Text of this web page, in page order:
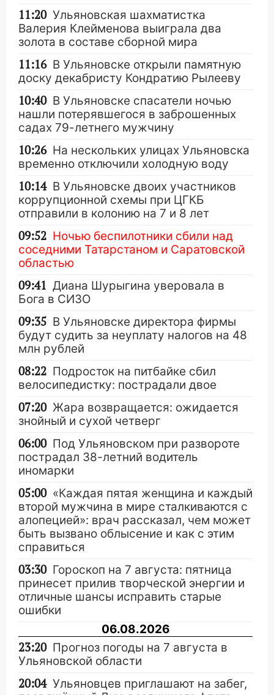
11:20 Ульяновская шахматистка
Валерия Клейменова выиграла два
золота в составе сборной мира
11:16 В Ульяновске открыли памятную
доску декабристу Кондратию Рылееву
10:40 В Ульяновске спасатели ночью
нашли потерявшегося в заброшенных
садах 79-летнего мужчину
10:26 На нескольких улицах Ульяновска
временно отключили холодную воду
10:14 В Ульяновске двоих участников
коррупционной схемы при ЦГКБ
отправили в колонию на 7 и 8 лет
09:52 Ночью беспилотники сбили над
соседними Татарстаном и Саратовской
областью
09:41 Диана Шурыгина уверовала в
Бога в СИЗО
09:35 В Ульяновске директора фирмы
будут судить за неуплату налогов на 48
млн рублей
08:22 Подросток на питбайке сбил
велосипедистку: пострадали двое
07:20 Жара возвращается: ожидается
знойный и сухой четверг
06:00 Под Ульяновском при развороте
пострадал 38-летний водитель
иномарки
05:00 «Каждая пятая женщина и каждый
второй мужчина в мире сталкиваются с
алопецией»: врач рассказал, чем может
быть вызвано облысение и как с этим
справиться
03:30 Гороскоп на 7 августа: пятница
принесет прилив творческой энергии и
отличные шансы исправить старые
ошибки
06.08.2026
23:20 Прогноз погоды на 7 августа в
Ульяновской области
20:04 Ульяновцев приглашают на забег,